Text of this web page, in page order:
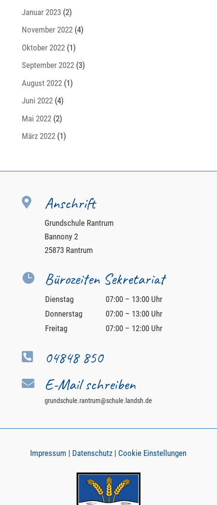
Januar 2023(2)
November 2022(4)
Oktober 2022(1)
September 2022(3)
August 2022(1)
Juni 2022(4)
Mai 2022(2)
März 2022(1)
 Anschrift
Grundschule Rantrum
Bannony 2
25873 Rantrum
 Bürozeiten Sekretariat
Dienstag
07:00 – 13:00 Uhr
Donnerstag
07:00 – 13:00 Uhr
Freitag
07:00 – 12:00 Uhr
 04848 850
 E-Mail schreiben
grundschule.rantrum@schule.landsh.de
Impressum | Datenschutz | Cookie Einstellungen